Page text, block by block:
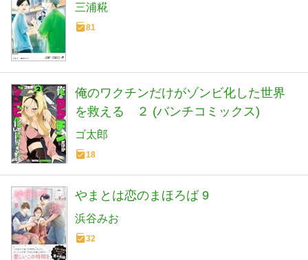
三浦糀
81
俺のワクチンだけがゾンビ化した世界
を救える ２ (バンチコミックス)
ゴ太郎
18
やまとは恋のまほろば 9
浜谷みお
32